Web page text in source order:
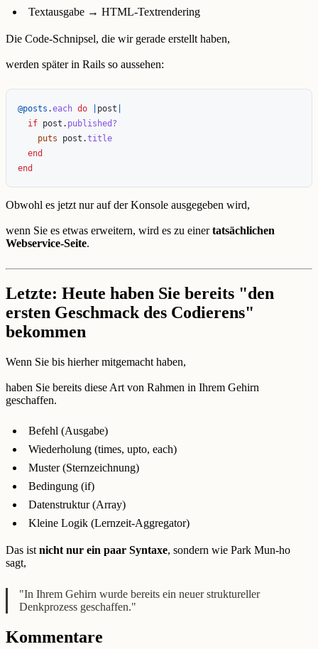
Textausgabe → HTML-Textrendering
Die Code-Schnipsel, die wir gerade erstellt haben,
werden später in Rails so aussehen:
@posts .each do post
if post . published?
puts
post .title
end
end
Obwohl es jetzt nur auf der Konsole ausgegeben wird,
wenn Sie es etwas erweitern, wird es zu einertatsächlichen
Webservice-Seite.
Letzte: Heute haben Sie bereits "den
ersten Geschmack des Codierens"
bekommen
Wenn Sie bis hierher mitgemacht haben,
haben Sie bereits diese Art von Rahmen in Ihrem Gehirn
geschaffen.
Befehl (Ausgabe)
Wiederholung (times, upto, each)
Muster (Sternzeichnung)
Bedingung (if)
Datenstruktur (Array)
Kleine Logik (Lernzeit-Aggregator)
Das ist nicht nur ein paar Syntaxe, sondern wie Park Mun-ho
sagt,
"In Ihrem Gehirn wurde bereits ein neuer struktureller
Denkprozess geschaffen."
Kommentare